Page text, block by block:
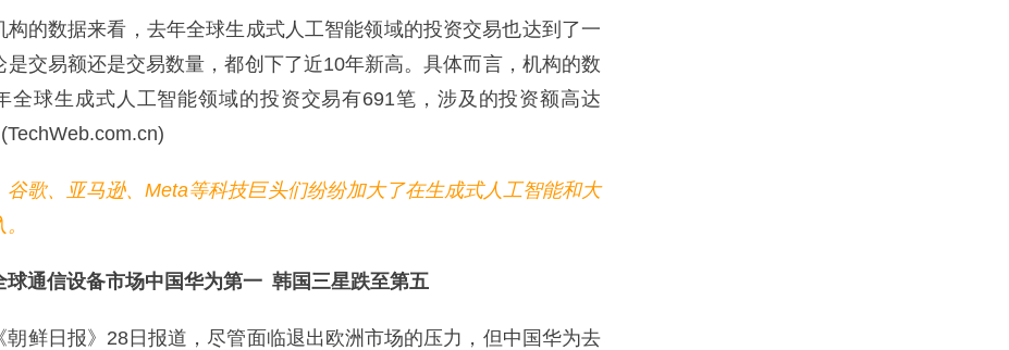
数据来看，去年全球生成式人工智能领域的投资交易也达到了一
是交易额还是交易数量，都创下了近10年新高。具体而言，机构的数
全球生成式人工智能领域的投资交易有691笔，涉及的投资额高达
、亚马逊、Meta等科技巨头们纷纷加大了在生成式人工智能和大
信设备市场中国华为第一 韩国三星跌至第五
日报》28日报道，尽管面临退出欧洲市场的压力，但中国华为去